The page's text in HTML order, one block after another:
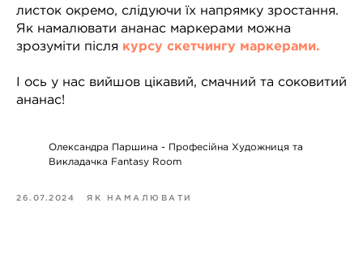
листок окремо, слідуючи їх напрямку зростання.
Як намалювати ананас маркерами можна
зрозуміти після курсу скетчингу маркерами.
І ось у нас вийшов цікавий, смачний та соковитий
ананас!
Олександра Паршина - Професійна Художниця та
Викладачка Fantasy Room
26.07.2024 ЯК НАМАЛЮВАТИ